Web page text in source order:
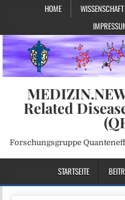
HOME WISSENSCHAFT
Related
Forschungsgruppe
STARTSEITE